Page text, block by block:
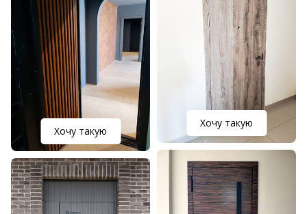
Хочу такую
Хочу такую